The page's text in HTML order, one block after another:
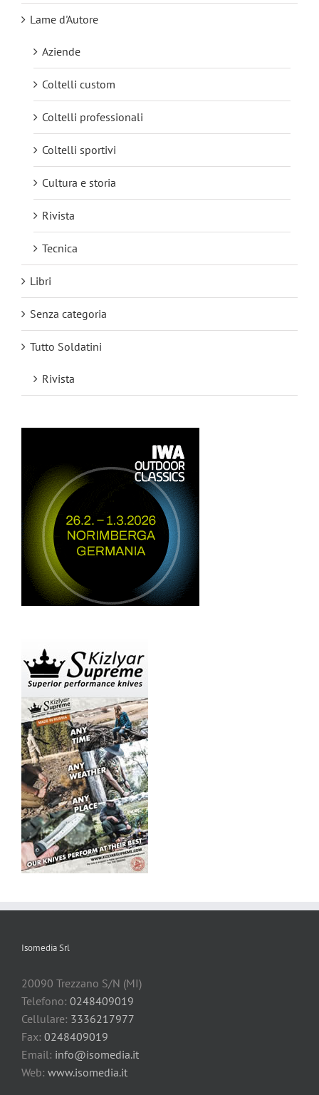
Lame d'Autore
Aziende
Coltelli custom
Coltelli professionali
Coltelli sportivi
Cultura e storia
Rivista
Tecnica
Libri
Senza categoria
Tutto Soldatini
Rivista
Isomedia Srl
20090 Trezzano S/N (MI)
Telefono: 0248409019
Cellulare: 3336217977
Fax: 0248409019
Email: info@isomedia.it
Web: www.isomedia.it